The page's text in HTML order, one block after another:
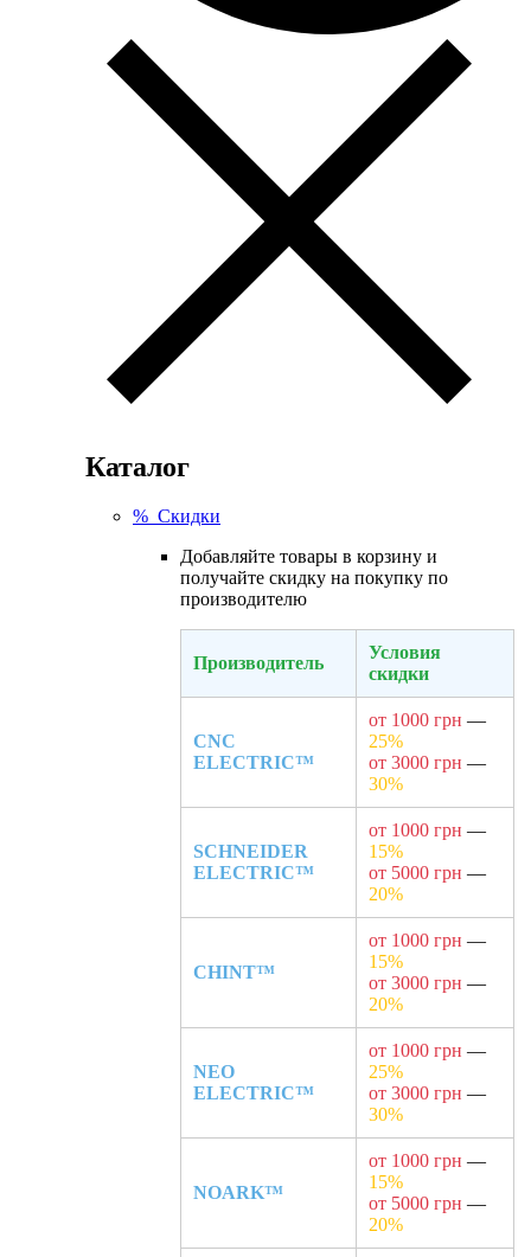
Каталог
% Скидки
Добавляйте товары в корзину и
получайте скидку на покупку по
производителю
Производитель
Условия
скидки
CNC
ELECTRIC™
от 1000 грн —
25%
от 3000 грн —
30%
SCHNEIDER
ELECTRIC™
от 1000 грн —
15%
от 5000 грн —
20%
CHINT™
от 1000 грн —
15%
от 3000 грн —
20%
NEO
ELECTRIC™
от 1000 грн —
25%
от 3000 грн —
30%
NOARK™
от 1000 грн —
15%
от 5000 грн —
20%